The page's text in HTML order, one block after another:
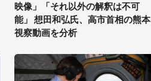
映像」「それ以外の解釈は不可
能」 想田和弘氏、高市首相の熊本
視察動画を分析